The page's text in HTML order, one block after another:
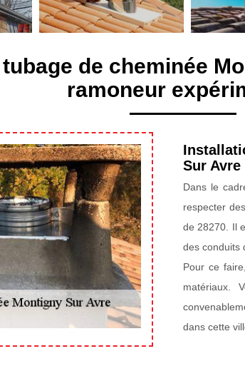
de cheminée
ramoneur
Sur
Dans le
respecter
de 28270. Il
des conduits
Pour ce
matériaux.
dans cette